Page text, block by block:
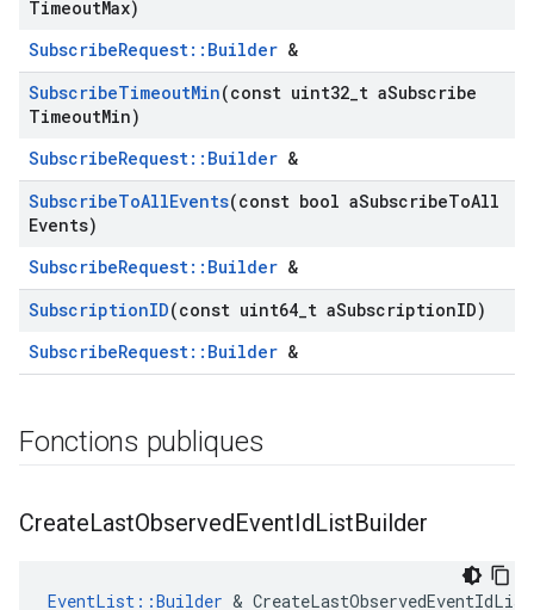
TimeoutMax)
SubscribeRequest::Builder &
SubscribeTimeoutMin(const uint32 t aSubscribe
TimeoutMin)
SubscribeRequest::Builder &
SubscribeToAllEvents(const bool aSubscribeToAll
Events)
SubscribeRequest::Builder &
SubscriptionID(const uint64 t aSubscriptionID)
SubscribeRequest::Builder &
Fonctions publiques
CreateLastObservedEventIdListBuilder
EventList::Builder &